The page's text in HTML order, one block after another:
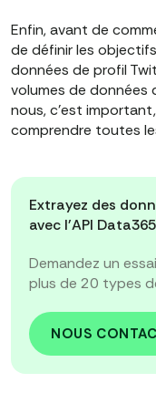
Enfin, avant de
de définir les
données de profil
volumes de données
nous, c'est
comprendre toutes
Extrayez des
avec l'API Data365
Demandez un
plus de 20 types
NOUS